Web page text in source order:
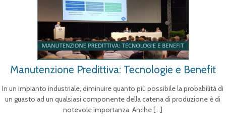
Manutenzione Predittiva: Tecnologie e Benefit
In un impianto industriale, diminuire quanto più possibile la probabilità di
un guasto ad un qualsiasi componente della catena di produzione è di
notevole importanza. Anche[…]